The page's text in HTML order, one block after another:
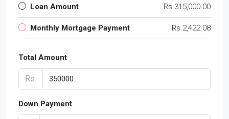
Loan Amount Rs.315,000.00
Monthly Mortgage Payment Rs.2,422.08
Total Amount
Rs.
Down Payment